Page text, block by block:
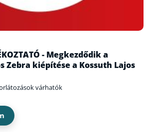
- Megkezdődik a
Zebra kiépítése a Kossuth Lajos
várhatók